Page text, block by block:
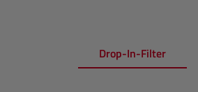
Drop-In-Filter